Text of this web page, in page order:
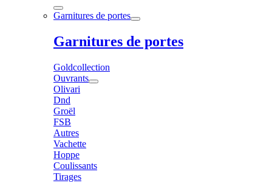
Garnitures de portes
Garnitures de portes
Goldcollection
Ouvrants
Olivari
Dnd
Groël
FSB
Autres
Vachette
Hoppe
Coulissants
Tirages